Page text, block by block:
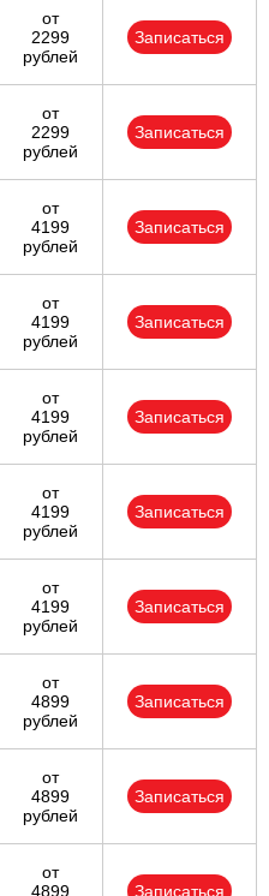
от
2299
рублей
Записаться
от
2299
рублей
Записаться
от
4199
рублей
Записаться
от
4199
рублей
Записаться
от
4199
рублей
Записаться
от
4199
рублей
Записаться
от
4199
рублей
Записаться
от
4899
рублей
Записаться
от
4899
рублей
Записаться
от
4899
Записаться